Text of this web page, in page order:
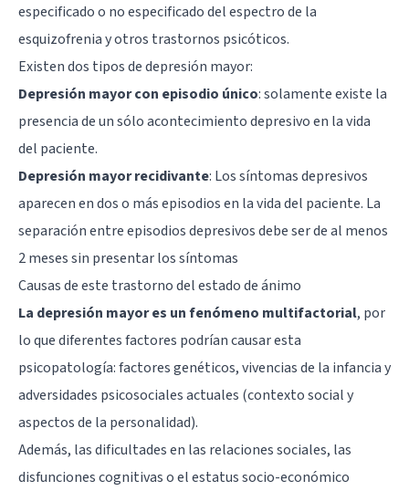
especificado o no especificado del espectro de la
esquizofrenia y otros trastornos psicóticos.
Existen dos tipos de depresión mayor:
Depresión mayor con episodio único: solamente existe la
presencia de un sólo acontecimiento depresivo en la vida
del paciente.
Depresión mayor recidivante: Los síntomas depresivos
aparecen en dos o más episodios en la vida del paciente. La
separación entre episodios depresivos debe ser de al menos
2 meses sin presentar los síntomas
Causas de este trastorno del estado de ánimo
La depresión mayor es un fenómeno multifactorial, por
lo que diferentes factores podrían causar esta
psicopatología: factores genéticos, vivencias de la infancia y
adversidades psicosociales actuales (contexto social y
aspectos de la personalidad).
Además, las dificultades en las relaciones sociales, las
disfunciones cognitivas o el estatus socio-económico